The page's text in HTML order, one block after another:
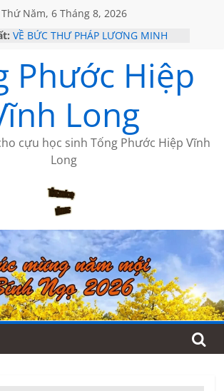
Thứ Năm, 6 Tháng 8, 2026
VỀ BỨC THƯ PHÁP LƯƠNG MINH
HỌC SỬ HỒI XƯA
MỘT ĐỜI ĐI QUA NHỮNG TRANG
SÁCH
BẤT CHỢT CỦA CHÂU LỆ DUNG
CÀ PHÊ NGẮM NÚI
Phước Hiệp
Long
cựu học sinh Tống Phước Hiệp Vĩnh
Long